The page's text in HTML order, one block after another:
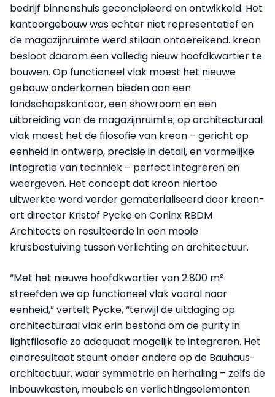
bedrijf binnenshuis geconcipieerd en ontwikkeld. Het
kantoorgebouw was echter niet representatief en
de magazijnruimte werd stilaan ontoereikend. kreon
besloot daarom een volledig nieuw hoofdkwartier te
bouwen. Op functioneel vlak moest het nieuwe
gebouw onderkomen bieden aan een
landschapskantoor, een showroom en een
uitbreiding van de magazijnruimte; op architecturaal
vlak moest het de filosofie van kreon – gericht op
eenheid in ontwerp, precisie in detail, en vormelijke
integratie van techniek – perfect integreren en
weergeven. Het concept dat kreon hiertoe
uitwerkte werd verder gematerialiseerd door kreon-
art director Kristof Pycke en Coninx RBDM
Architects en resulteerde in een mooie
kruisbestuiving tussen verlichting en architectuur.
“Met het nieuwe hoofdkwartier van 2.800 m²
streefden we op functioneel vlak vooral naar
eenheid,” vertelt Pycke, “terwijl de uitdaging op
architecturaal vlak erin bestond om de purity in
lightfilosofie zo adequaat mogelijk te integreren. Het
eindresultaat steunt onder andere op de Bauhaus-
architectuur, waar symmetrie en herhaling – zelfs de
inbouwkasten, meubels en verlichtingselementen